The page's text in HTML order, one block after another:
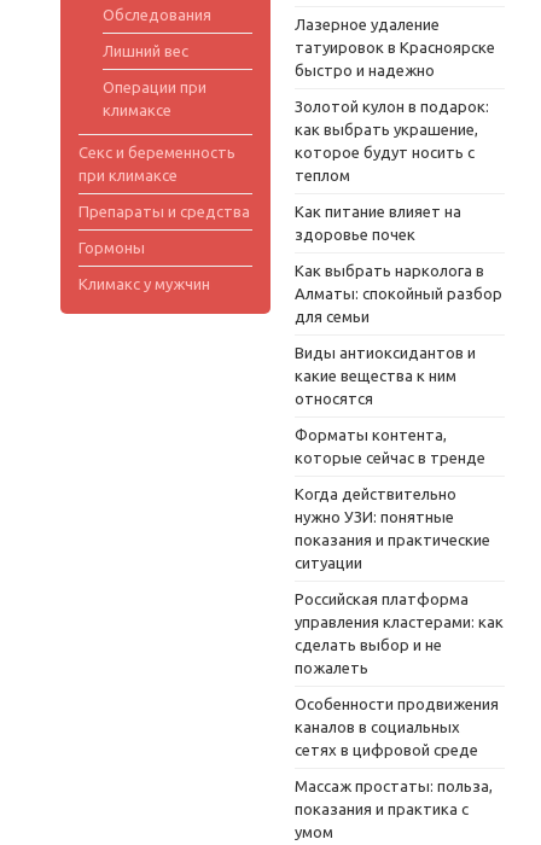
Обследования
Лишний вес
Операции при
климаксе
Секс и беременность
при климаксе
Препараты и средства
Гормоны
Климакс у мужчин
Лазерное удаление
татуировок в Красноярске
быстро и надежно
Золотой кулон в подарок:
как выбрать украшение,
которое будут носить с
теплом
Как питание влияет на
здоровье почек
Как выбрать нарколога в
Алматы: спокойный разбор
для семьи
Виды антиоксидантов и
какие вещества к ним
относятся
Форматы контента,
которые сейчас в тренде
Когда действительно
нужно УЗИ: понятные
показания и практические
ситуации
Российская платформа
управления кластерами: как
сделать выбор и не
пожалеть
Особенности продвижения
каналов в социальных
сетях в цифровой среде
Массаж простаты: польза,
показания и практика с
умом